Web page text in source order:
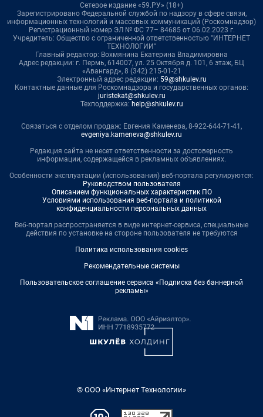
Сетевое издание «59.РУ» (18+)
Зарегистрировано Федеральной службой по надзору в сфере связи,
информационных технологий и массовых коммуникаций (Роскомнадзор)
Регистрационный номер ЭЛ № ФС 77– 84685 от 06.02.2023 г.
Учредитель: Общество с ограниченной ответственностью "ИНТЕРНЕТ
ТЕХНОЛОГИИ"
Главный редактор: Вохмянина Екатерина Владимировна
Адрес редакции: г. Пермь, 614007, ул. 25 Октября д. 101, 6 этаж, БЦ
«Авангард», 8 (342) 215-01-21
Электронный адрес редакции: 59@shkulev.ru
Контактные данные для Роскомнадзора и государственных органов:
juristekat@shkulev.ru
Техподдержка: help@shkulev.ru
Связаться с отделом продаж: Евгения Каменева, 8-922-644-71-41,
evgeniya.kameneva@shkulev.ru
Редакция сайта не несет ответственности за достоверность
информации, содержащейся в рекламных объявлениях.
Особенности эксплуатации (использования) веб-портала регулируются:
Руководством пользователя
Описанием функциональных характеристик ПО
Условиями использования веб-портала и политикой
конфиденциальности персональных данных
Веб-портал распространяется в виде интернет-сервиса, специальные
действия по установке на стороне пользователя не требуются
Политика использования cookies
Рекомендательные системы
Пользовательское соглашение сервиса «Подписка без баннерной
рекламы»
© ООО «Интернет Технологии»